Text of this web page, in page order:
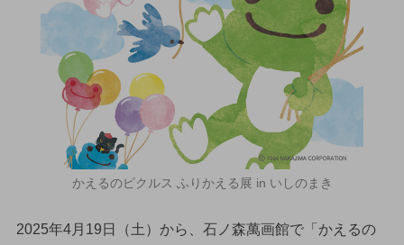
かえるのピクルス ふりかえる展 in いしのまき
2025年4月19日（土）から、石ノ森萬画館で「かえるの